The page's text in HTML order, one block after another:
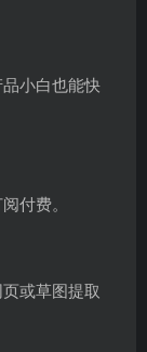
小白也能快
付费。
或草图提取